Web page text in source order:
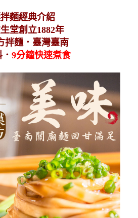
麵經典介紹
堂創立1882年
拌麵．臺灣臺南
．9分鐘快速煮食